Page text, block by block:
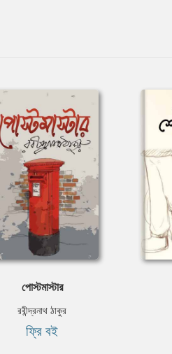
পোস্টমাস্টার
রবীন্দ্রনাথ ঠাকুর
ফ্রি বই